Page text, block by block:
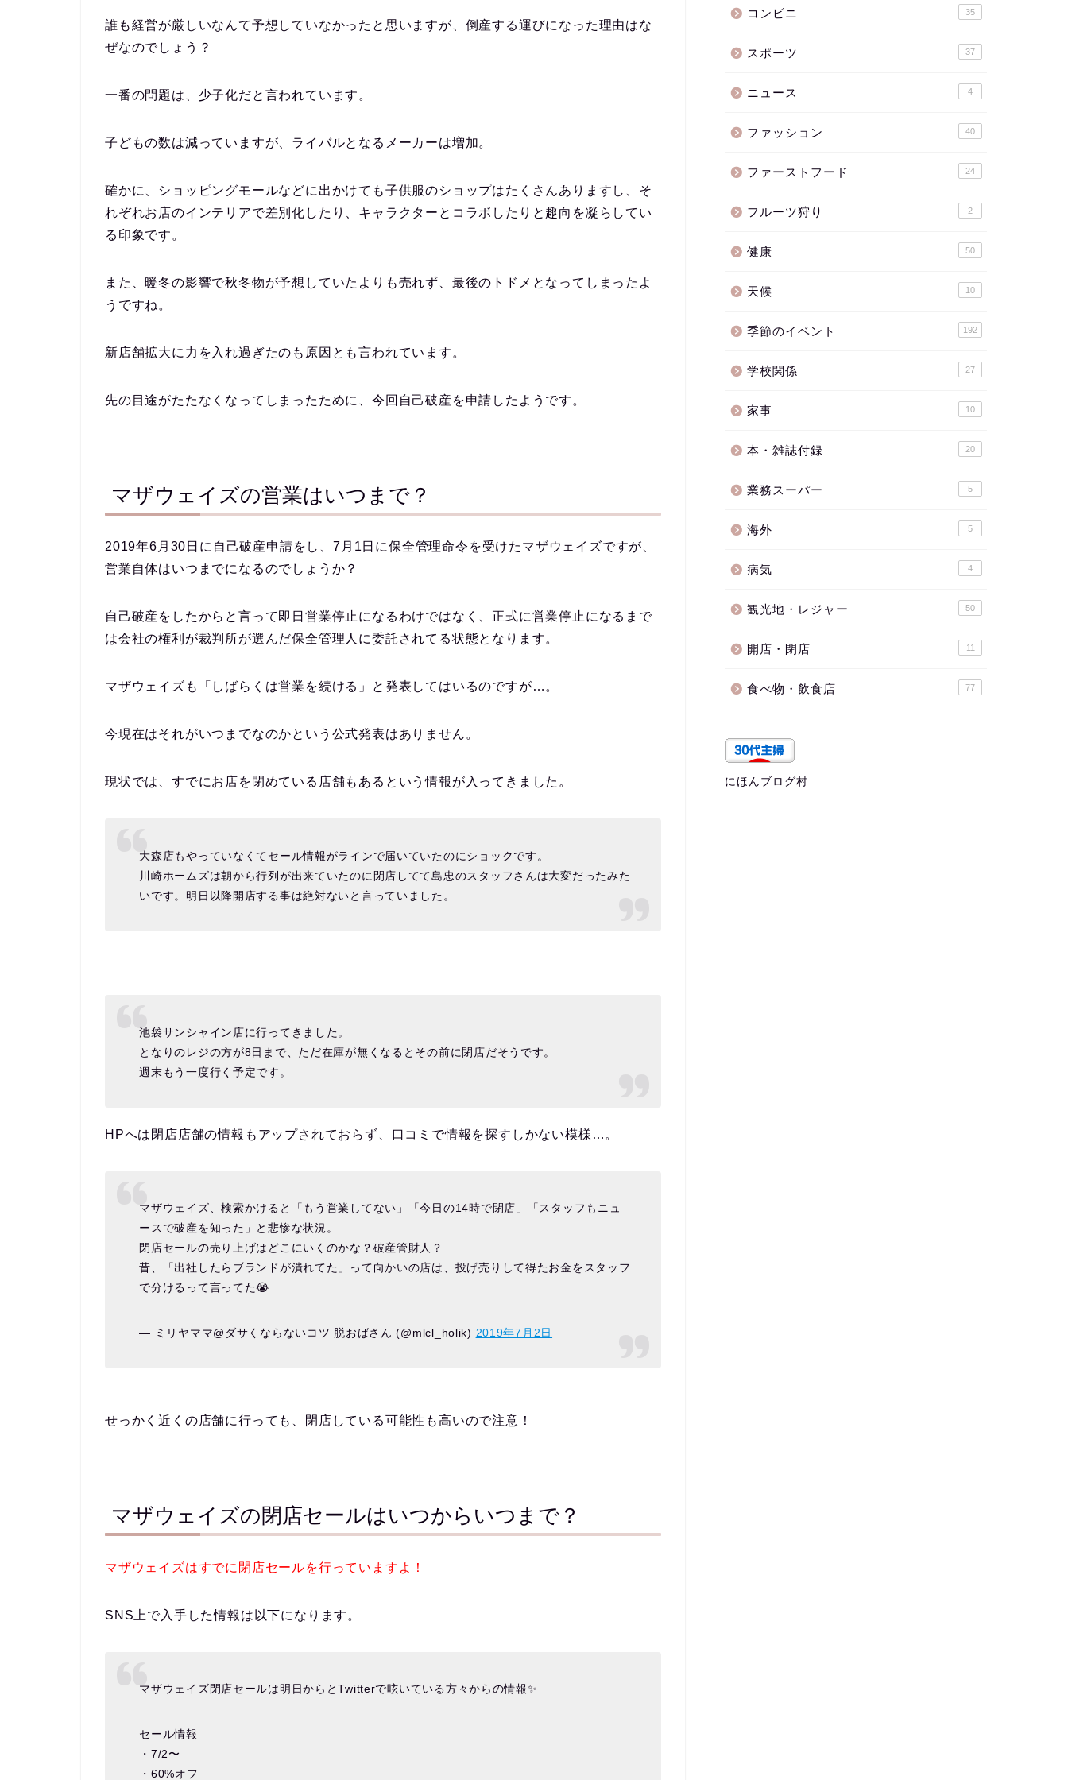
誰も経営が厳しいなんて予想していなかったと思いますが、倒産する運びになった理由はな
ぜなのでしょう？
一番の問題は、 少子化だと言われています。
子どもの数は減っていますが、ライバルとなるメーカーは増加。
確かに、ショッピングモールなどに出かけても子供服のショップはたくさんありますし、そ
れぞれお店のインテリアで差別化したり、キャラクターとコラボしたりと趣向を凝らしてい
る印象です。
また、暖冬の影響で秋冬物が予想していたよりも売れず、最後のトドメとなってしまったよ
うですね。
新店舗拡大に力を入れ過ぎたのも原因とも言われています。
先の目途がたたなくなってしまったために、今回自己破産を申請したようです。
マザウェイズの営業はいつまで？
2019年6月30日に自己破産申請をし、7月1日に保全管理命令を受けたマザウェイズですが、
営業自体はいつまでになるのでしょうか？
自己破産をしたからと言って即日営業停止になるわけではなく、正式に営業停止になるまで
は会社の権利が裁判所が選んだ保全管理人に委託されてる状態となります。
マザウェイズも「しばらくは営業を続ける」と発表してはいるのですが…。
今現在はそれがいつまでなのかという公式発表はありません。
現状では、すでにお店を閉めている店舗もあるという情報が入ってきました。
大森店もやっていなくてセール情報がラインで届いていたのにショックです。
川崎ホームズは朝から行列が出来ていたのに閉店してて島忠のスタッフさんは大変だったみた
いです。明日以降開店する事は絶対ないと言っていました。
池袋サンシャイン店に行ってきました。
となりのレジの方が8日まで、ただ在庫が無くなるとその前に閉店だそうです。
週末もう一度行く予定です。
HPへは閉店店舗の情報もアップされておらず、口コミで情報を探すしかない模様…。
マザウェイズ、検索かけると「もう営業してない」「今日の14時で閉店」「スタッフもニュ
ースで破産を知った」と悲惨な状況。
閉店セールの売り上げはどこにいくのかな？破産管財人？
昔、「出社したらブランドが潰れてた」って向かいの店は、投げ売りして得たお金をスタッフ
で分けるって言ってた😭
— ミリヤママ@ダサくならないコツ 脱おばさん (@mlcl_holik) 2019年7月2日
せっかく近くの店舗に行っても、閉店している可能性も高いので注意！
マザウェイズの閉店セールはいつからいつまで？
マザウェイズはすでに閉店セールを行っていますよ！
SNS上で入手した情報は以下になります。
マザウェイズ閉店セールは明日からとTwitterで呟いている方々からの情報✨
セール情報
・7/2〜
・60%オフ
コンビニ 35
スポーツ 37
ニュース 4
ファッション 40
ファーストフード 24
フルーツ狩り 2
健康 50
天候 10
季節のイベント 192
学校関係 27
家事 10
本・雑誌付録 20
業務スーパー 5
海外 5
病気 4
観光地・レジャー 50
開店・閉店 11
食べ物・飲食店 77
にほんブログ村